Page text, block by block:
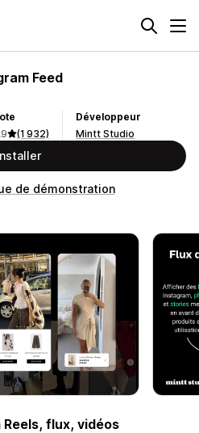
Feed
(1 932)
Développeur
Mintt Studio
de démonstration
flux, vidéos